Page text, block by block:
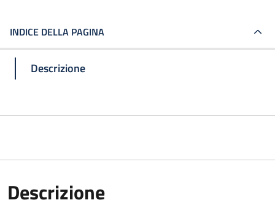
INDICE DELLA PAGINA
Descrizione
Descrizione